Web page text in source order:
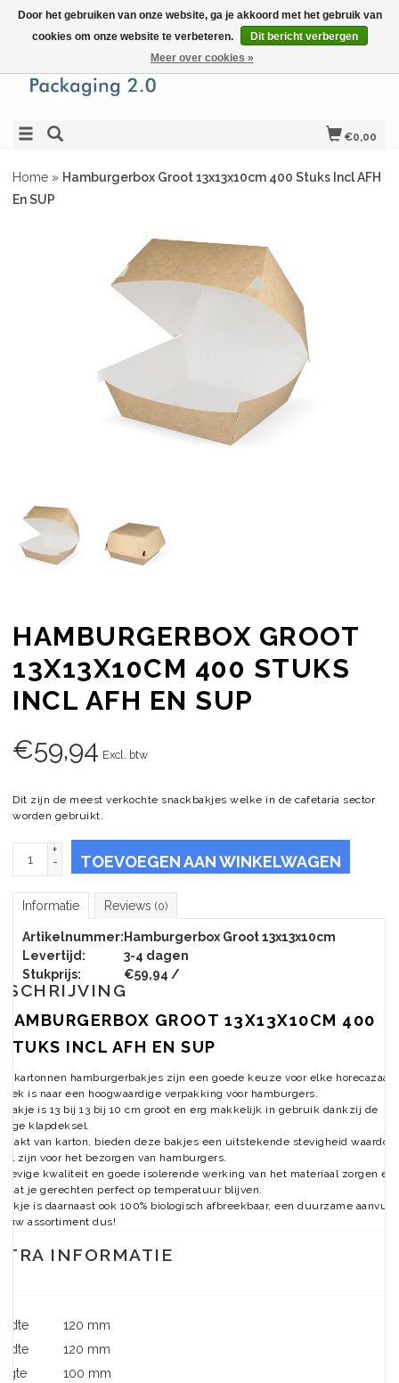
€0,00
Home » Hamburgerbox Groot 13x13x10cm 400 Stuks Incl AFH
En SUP
HAMBURGERBOX GROOT
13X13X10CM 400 STUKS
INCL AFH EN SUP
€59,94 Excl. btw
Dit zijn de meest verkochte snackbakjes welke in de cafetaria sector
worden gebruikt.
+
-
TOEVOEGEN AAN WINKELWAGEN
Informatie Reviews (0)
Artikelnummer:Hamburgerbox Groot 13x13x10cm
Levertijd:
3-4 dagen
Stukprijs:
€59,94 /
HAMBURGERBOX GROOT 13X13X10CM 400
STUKS INCL AFH EN SUP
kartonnen hamburgerbakjes zijn een goede keuze voor elke horecazaak
is naar een hoogwaardige verpakking voor hamburgers.
bakje is 13 bij 13 bij 10 cm groot en erg makkelijk in gebruik dankzij de
klapdeksel.
van karton, bieden deze bakjes een uitstekende stevigheid
zijn voor het bezorgen van hamburgers.
kwaliteit en goede isolerende werking van het materiaal zorgen er
dat je gerechten perfect op temperatuur blijven.
is daarnaast ook 100% biologisch afbreekbaar, een duurzame
assortiment dus!
INFORMATIE
120 mm
120 mm
100 mm
Door het gebruiken van onze website, ga je akkoord met het gebruik van
cookies om onze website te verbeteren.
Dit bericht verbergen
Meer over cookies »